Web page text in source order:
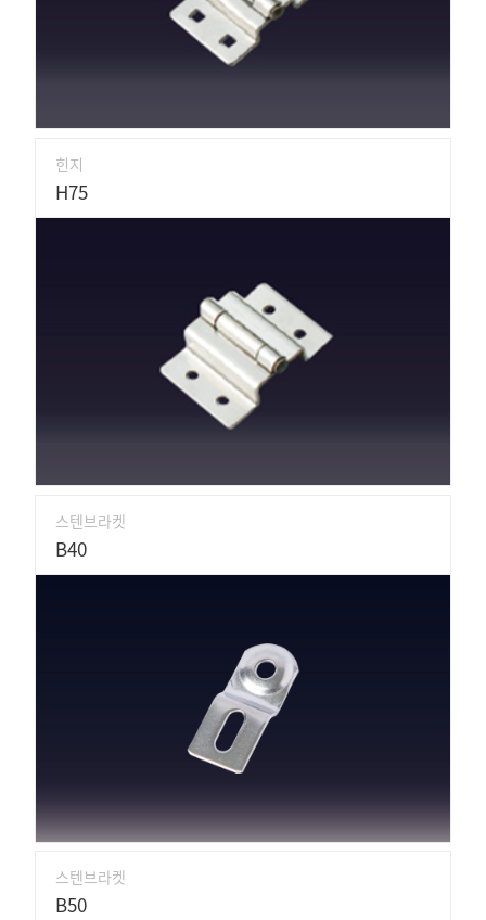
힌지
H75
스텐브라켓
B40
스텐브라켓
B50